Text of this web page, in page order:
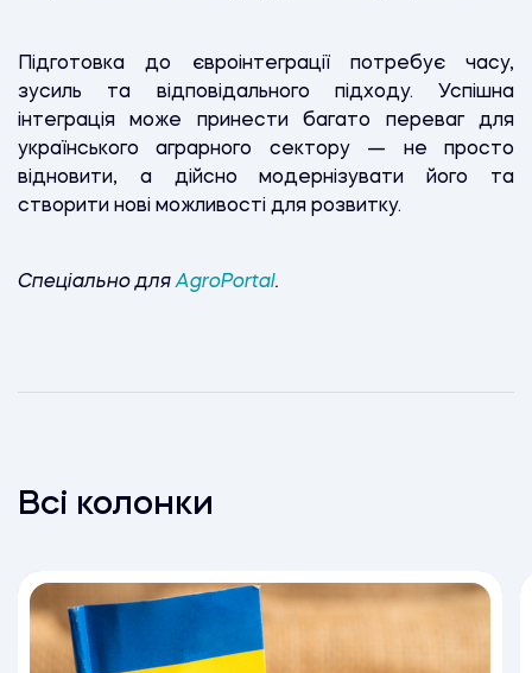
Підготовка до євроінтеграції потребує часу,
зусиль та відповідального підходу. Успішна
інтеграція може принести багато переваг для
українського аграрного сектору — не просто
відновити, а дійсно модернізувати його та
створити нові можливості для розвитку.
Спеціально дляAgroPortal.
Всі колонки